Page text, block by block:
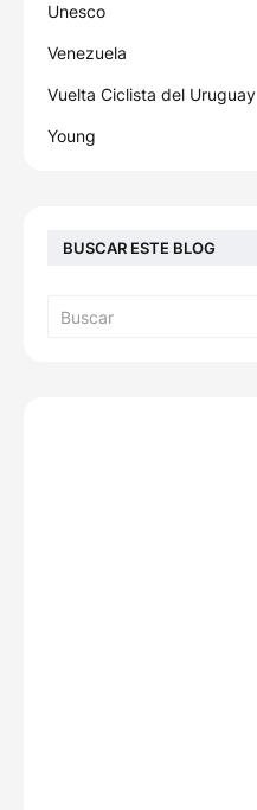
Unesco
Venezuela
Vuelta Ciclista del Uruguay
Young
BUSCAR ESTE BLOG